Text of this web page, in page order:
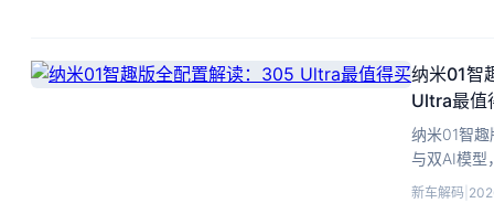
纳米01智
Ultra最值
纳米01智
与双AI模型
新车解码